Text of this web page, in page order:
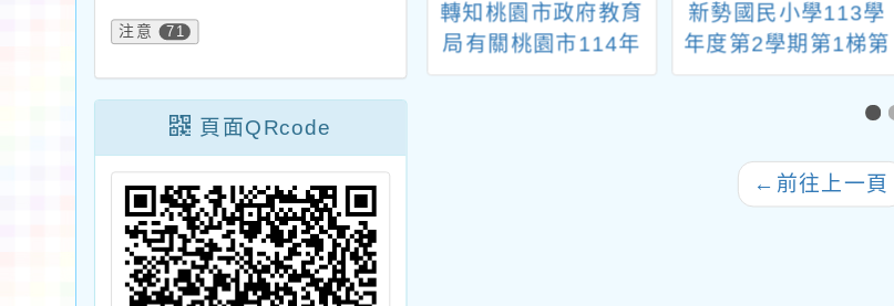
注意 71
頁面QRcode
義縣政府教師
介聘年限及相
別介聘規定。
有關內政部修正「簡
任第十職等及警監四
階以下未涉及國家安
全利益或機密之公務
員及警察人員赴大陸
地區作業要點」第4點
轉知桃園市政府教育
局有關桃園市114年
新勢國民小學113學
年度第2學期第1梯第
公告(第2招無人報名,
← 前往上一頁